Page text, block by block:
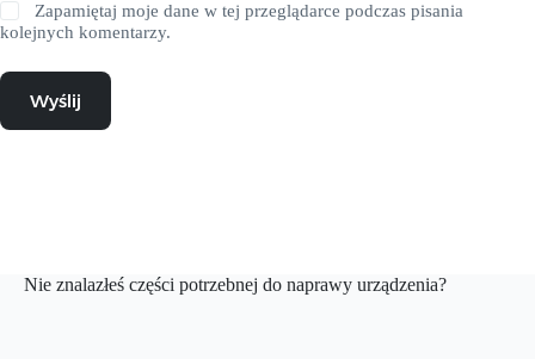
Zapamiętaj moje dane w tej przeglądarce podczas pisania
kolejnych komentarzy.
Wyślij
Nie znalazłeś części potrzebnej do naprawy urządzenia?